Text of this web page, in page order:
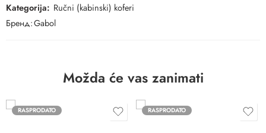
Kategorija: Ručni (kabinski) koferi
Бренд:Gabol
Možda će vas zanimati
RASPRODATO RASPRODATO